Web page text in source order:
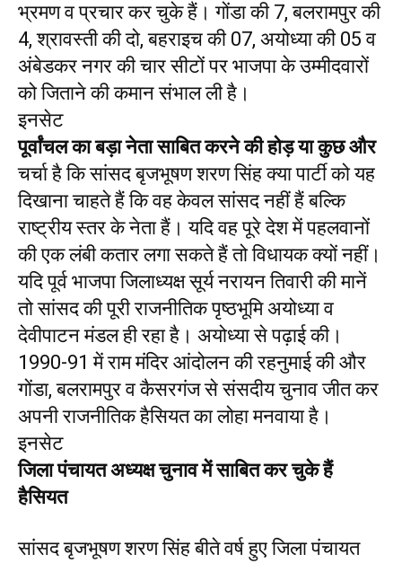
भ्रमण व प्रचार कर चुके हैं। गोंडा की 7, बलरामपुर की
4, श्रावस्ती की दो, बहराइच की 07, अयोध्या की 05 व
अंबेडकर नगर की चार सीटों पर भाजपा के उम्मीदवारों
को जिताने की कमान संभाल ली है।
इनसेट
पूर्वांचल का बड़ा नेता साबित करने की होड़ या कुछ और
चर्चा है कि सांसद बृजभूषण शरण सिंह क्या पार्टी को यह
दिखाना चाहते हैं कि वह केवल सांसद नहीं हैं बल्कि
राष्ट्रीय स्तर के नेता हैं। यदि वह पूरे देश में पहलवानों
की एक लंबी कतार लगा सकते हैं तो विधायक क्यों नहीं।
यदि पूर्व भाजपा जिलाध्यक्ष सूर्य नरायन तिवारी की मानें
तो सांसद की पूरी राजनीतिक पृष्ठभूमि अयोध्या व
देवीपाटन मंडल ही रहा है। अयोध्या से पढ़ाई की।
1990-91 में राम मंदिर आंदोलन की रहनुमाई की और
गोंडा, बलरामपुर व कैसरगंज से संसदीय चुनाव जीत कर
अपनी राजनीतिक हैसियत का लोहा मनवाया है।
इनसेट
जिला पंचायत अध्यक्ष चुनाव में साबित कर चुके हैं
हैसियत
सांसद बृजभूषण शरण सिंह बीते वर्ष हुए जिला पंचायत